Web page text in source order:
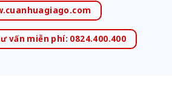
vấn miễn phí: 0824.400.400